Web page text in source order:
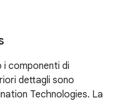
i componenti di
dettagli sono
Technologies. La